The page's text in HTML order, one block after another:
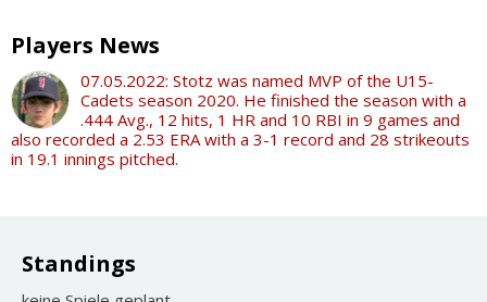
Players News
07.05.2022: Stotz was named MVP of the U15-
Cadets season 2020. He finished the season with a
.444 Avg., 12 hits, 1 HR and 10 RBI in 9 games and
also recorded a 2.53 ERA with a 3-1 record and 28 strikeouts
in 19.1 innings pitched.
Standings